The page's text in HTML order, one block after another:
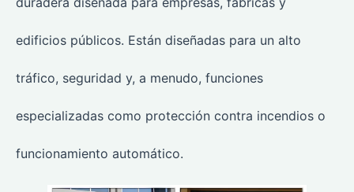
edificios públicos. Están diseñadas para un alto
tráfico, seguridad y, a menudo, funciones
especializadas como protección contra incendios o
funcionamiento automático.